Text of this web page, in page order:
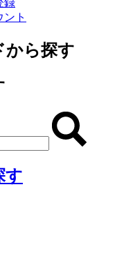
録
ント
から探す
す